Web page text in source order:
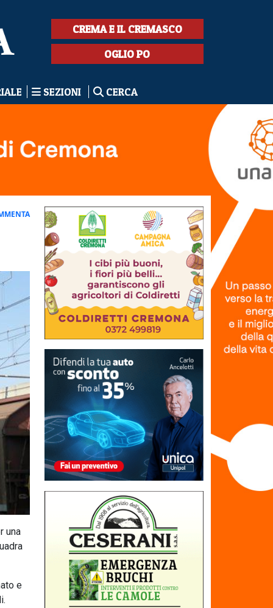
CREMA E IL CREMASCO
OGLIO PO
SEZIONI CERCA
una
e